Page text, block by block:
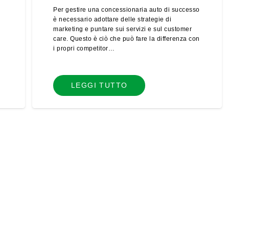
Per gestire una concessionaria auto di successo
è necessario adottare delle strategie di
marketing e puntare sui servizi e sul customer
care. Questo è ciò che può fare la differenza con
i propri competitor…
LEGGI TUTTO